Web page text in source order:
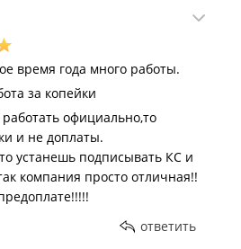
время года много работы.
за копейки
работать официально,то
и не доплаты.
устанешь подписывать КС и
компания просто отличная!!
ответить